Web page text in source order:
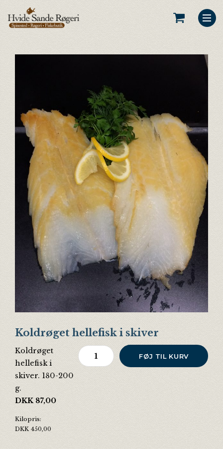
Koldrøget hellefisk i skiver
Koldrøget
hellefisk i
skiver. 180-200
g.
DKK 87,00
Kilopris:
DKK 450,00
Koldrøget hellefisk i skiver antal
FØJ TIL KURV